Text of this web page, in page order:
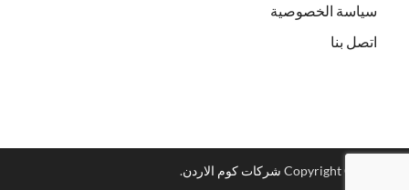
سياسة الخصوصية
اتصل بنا
Copyright © 2026 شركات كوم الاردن.